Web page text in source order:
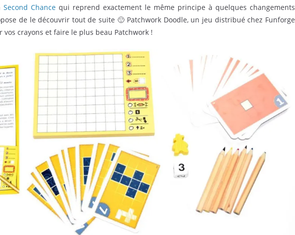
Second Chance qui reprend exactement le même principe à quelques changements
de le découvrir tout de suite 🙂 Patchwork Doodle, un jeu distribué chez Funforge
crayons et faire le plus beau Patchwork !